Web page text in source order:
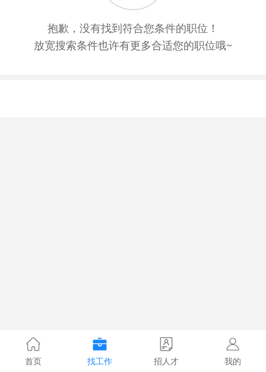
抱歉，没有找到符合您条件的职位！
放宽搜索条件也许有更多合适您的职位哦~
首页 找工作 招人才 我的